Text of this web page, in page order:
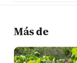
Más de